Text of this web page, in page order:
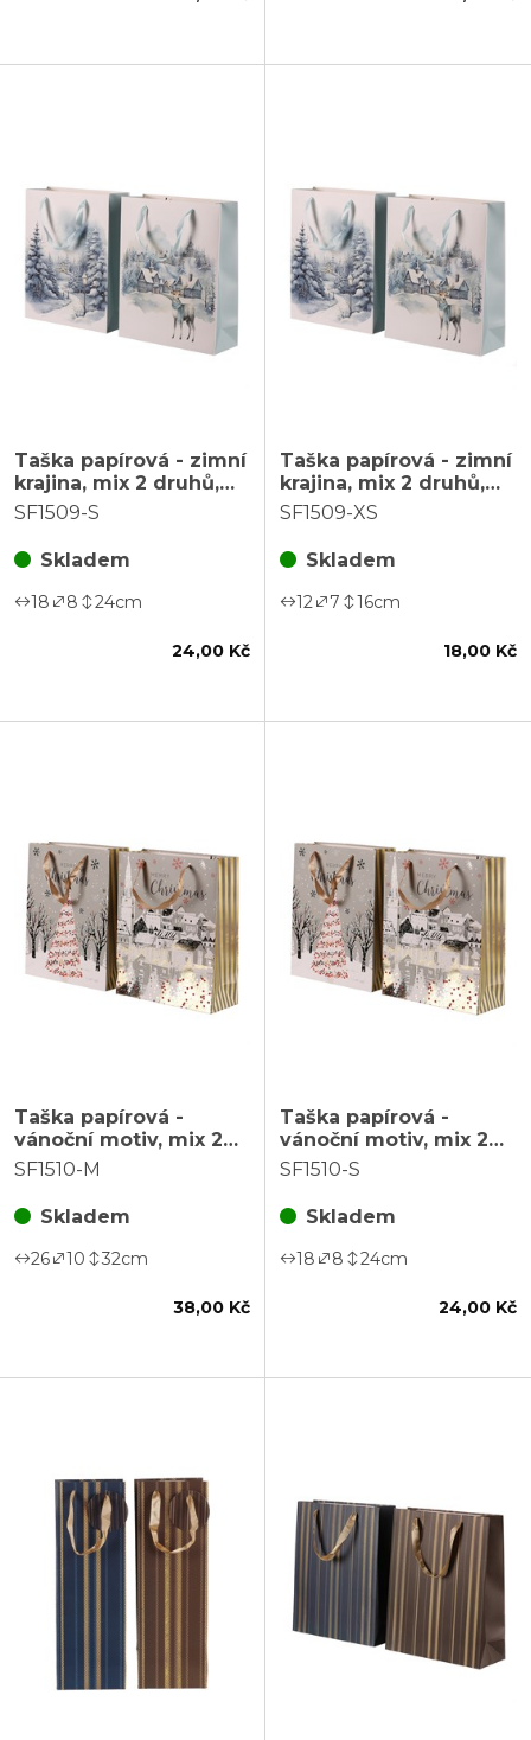
Taška papírová - zimní
krajina, mix 2 druhů,
vel. S, cena za 1 ks
SF1509-S
Skladem
18 8 24cm
24,00 Kč
Taška papírová - zimní
krajina, mix 2 druhů,
vel. XS, cena za 1 ks
SF1509-XS
Skladem
12 7 16cm
18,00 Kč
Taška papírová -
vánoční motiv, mix 2
druhů, vel. M, cena za 1
SF1510-M
Skladem
26 10 32cm
38,00 Kč
Taška papírová -
vánoční motiv, mix 2
druhů, vel. S, cena za 1
SF1510-S
Skladem
18 8 24cm
24,00 Kč